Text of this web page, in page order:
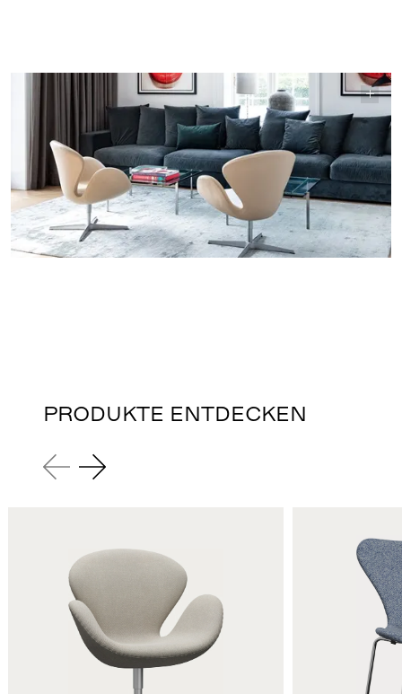
PRODUKTE ENTDECKEN